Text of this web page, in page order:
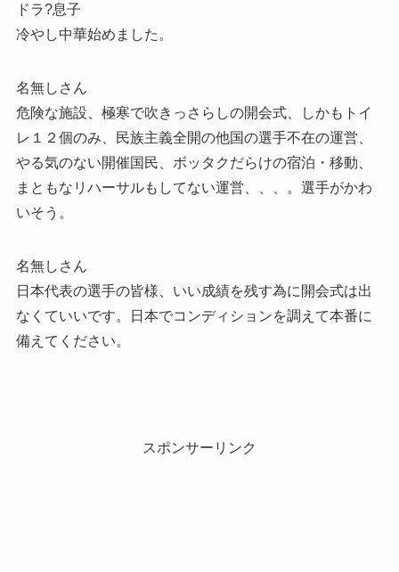
ドラ?息子
冷やし中華始めました。
名無しさん
危険な施設、極寒で吹きっさらしの開会式、しかもトイ
レ１２個のみ、民族主義全開の他国の選手不在の運営、
やる気のない開催国民、ボッタクだらけの宿泊・移動、
まともなリハーサルもしてない運営、、、。選手がかわ
いそう。
名無しさん
日本代表の選手の皆様、いい成績を残す為に開会式は出
なくていいです。日本でコンディションを調えて本番に
備えてください。
スポンサーリンク